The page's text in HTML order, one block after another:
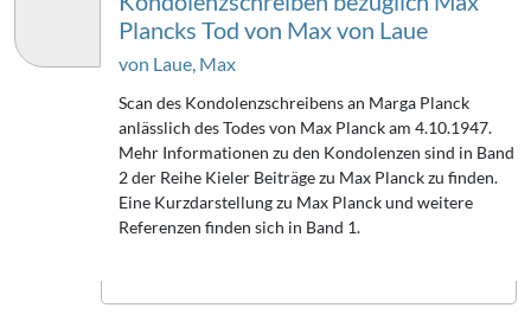
Plancks Tod von Max von Laue
von Laue, Max
Scan des Kondolenzschreibens an Marga Planck
anlässlich des Todes von Max Planck am 4.10.1947.
Mehr Informationen zu den Kondolenzen sind in Band
2 der Reihe Kieler Beiträge zu Max Planck zu finden.
Eine Kurzdarstellung zu Max Planck und weitere
Referenzen finden sich in Band 1.